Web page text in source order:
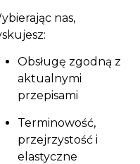
nas,
Obsługę zgodną z
aktualnymi
przepisami
Terminowość,
przejrzystość i
elastyczne